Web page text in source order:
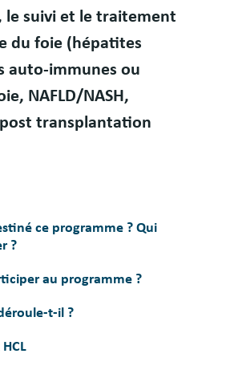
le suivi et le traitement
du foie (hépatites
auto-immunes ou
NAFLD/NASH,
transplantation
ce programme ? Qui
?
au programme ?
t-il ?